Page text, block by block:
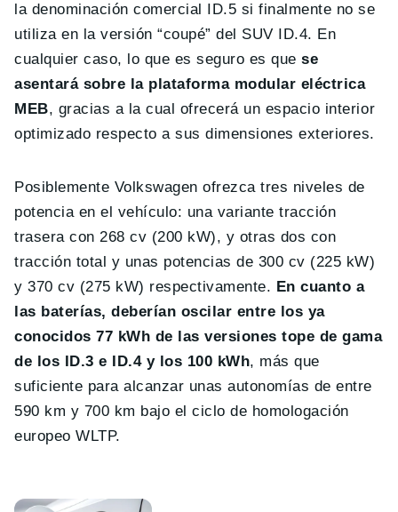
la denominación comercial ID.5 si finalmente no se
utiliza en la versión “coupé” del SUV ID.4. En
cualquier caso, lo que es seguro es que se
asentará sobre la plataforma modular eléctrica
MEB, gracias a la cual ofrecerá un espacio interior
optimizado respecto a sus dimensiones exteriores.
Posiblemente Volkswagen ofrezca tres niveles de
potencia en el vehículo: una variante tracción
trasera con 268 cv (200 kW), y otras dos con
tracción total y unas potencias de 300 cv (225 kW)
y 370 cv (275 kW) respectivamente. En cuanto a
las baterías, deberían oscilar entre los ya
conocidos 77 kWh de las versiones tope de gama
de los ID.3 e ID.4 y los 100 kWh, más que
suficiente para alcanzar unas autonomías de entre
590 km y 700 km bajo el ciclo de homologación
europeo WLTP.